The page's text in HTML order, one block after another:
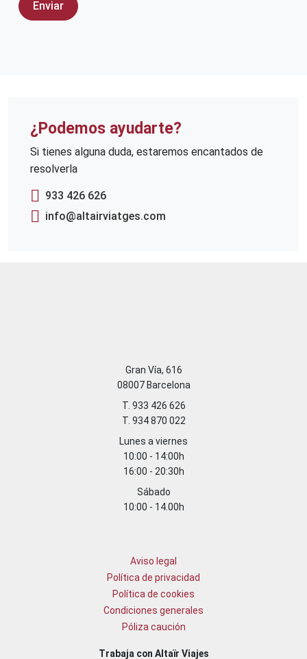
¿Podemos ayudarte?
Si tienes alguna duda, estaremos encantados de
resolverla
933 426 626
info@altairviatges.com
Gran Vía, 616
08007 Barcelona
T. 933 426 626
T. 934 870 022
Lunes a viernes
10:00 - 14:00h
16:00 - 20:30h
Sábado
10:00 - 14.00h
Aviso legal
Política de privacidad
Política de cookies
Condiciones generales
Póliza caución
Trabaja con Altaïr Viajes